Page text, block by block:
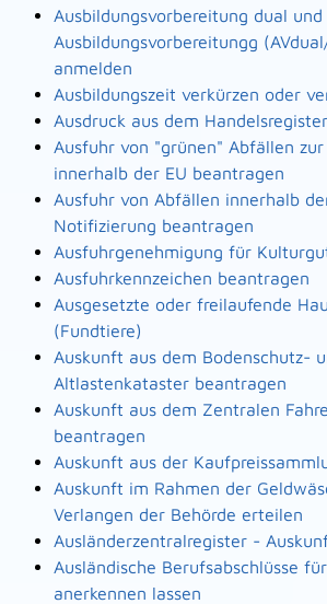
Ausbildungsvorbereitung dual und
Ausbildungsvorbereitungg
anmelden
Ausbildungszeit verkürzen oder
Ausdruck aus dem
Ausfuhr von "grünen" Abfällen
innerhalb der EU beantragen
Ausfuhr von Abfällen innerhalb
Notifizierung beantragen
Ausfuhrgenehmigung für
Ausfuhrkennzeichen beantragen
Ausgesetzte oder freilaufende
(Fundtiere)
Auskunft aus dem Bodenschutz-
Altlastenkataster beantragen
Auskunft aus dem Zentralen
beantragen
Auskunft aus der
Auskunft im Rahmen der
Verlangen der Behörde erteilen
Ausländerzentralregister -
Ausländische Berufsabschlüsse
anerkennen lassen